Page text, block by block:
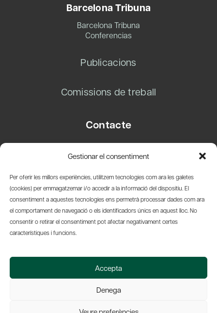
Gestionar el consentiment
Per oferir les millors experiències, utilitzem tecnologies com ara les galetes
(cookies) per emmagatzemar i/o accedir a la informació del dispositiu. El
consentiment a aquestes tecnologies ens permetrà processar dades com ara
el comportament de navegació o els identificadors únics en aquest lloc. No
consentir o retirar el consentiment pot afectar negativament certes
característiques i funcions.
Accepta
Denega
Barcelona Tribuna
Barcelona Tribuna
Conferencias
Publicacions
Comissions de treball
Contacte
08003 Barcelona
info@amicsdelpais.com
Suscripció Newsletter
© 2026 Societat Econòmica Barcelonesa d'Amics del País
Web by Ideamatic